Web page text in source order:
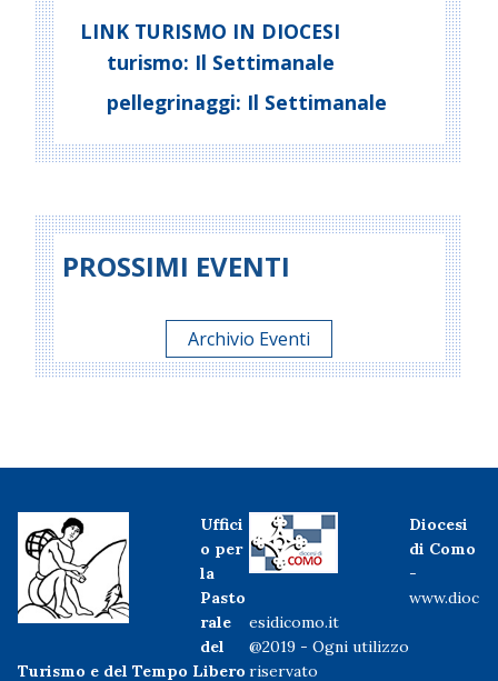
LINK TURISMO IN DIOCESI
turismo: Il Settimanale
pellegrinaggi: Il Settimanale
PROSSIMI EVENTI
Archivio Eventi
Uffici
o per
la
Pasto
rale
del
Turismo e del Tempo Libero
Diocesi
di Como
-
www.dioc
esidicomo.it
@2019 - Ogni utilizzo
riservato